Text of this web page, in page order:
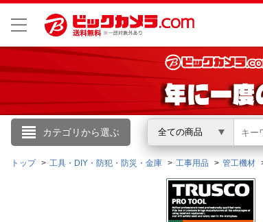
カテゴリから選ぶ 全ての商品
こんにちは
ログイン
新規会員登録
トップ 工具・DIY・防犯・防災・金庫 工事用品 管工機材